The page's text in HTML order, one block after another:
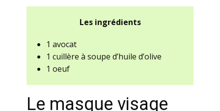
Les ingrédients
1 avocat
1 cuillère à soupe d’huile d’olive
1 oeuf
Le masque visage